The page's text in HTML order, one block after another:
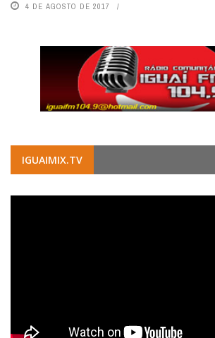
4 DE AGOSTO DE 2017
IGUAIMIX.TV